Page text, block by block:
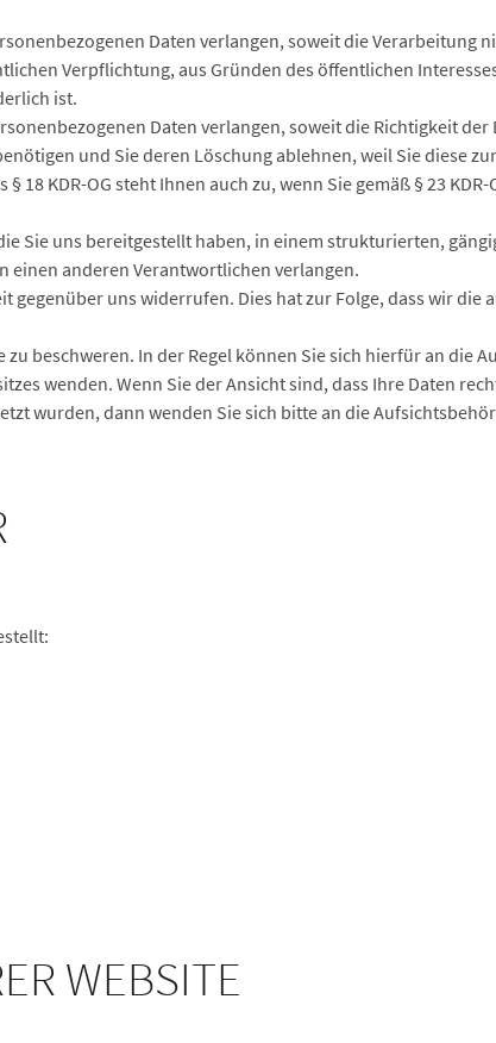
Daten verlangen, soweit die Verarbeitung
Verpflichtung, aus Gründen des öffentlichen
ist.
Daten verlangen, soweit die Richtigkeit der
und Sie deren Löschung ablehnen, weil Sie diese
KDR-OG steht Ihnen auch zu, wenn Sie gemäß § 23
Sie uns bereitgestellt haben, in einem strukturierten,
einen anderen Verantwortlichen verlangen.
gegenüber uns widerrufen. Dies hat zur Folge, dass wir die
beschweren. In der Regel können Sie sich hierfür an die
wenden. Wenn Sie der Ansicht sind, dass Ihre Daten
wurden, dann wenden Sie sich bitte an die
WEBSITE